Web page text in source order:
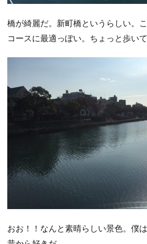
橋が綺麗だ。新町橋というらしい。
コースに最適っぽい。ちょっと歩いて
おお！！なんと素晴らしい景色。僕